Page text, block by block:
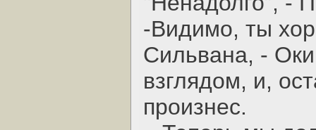
-Видимо, ты
Сильвана, -
взглядом, и,
произнес.